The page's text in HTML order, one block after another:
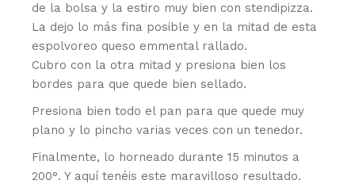
de la bolsa y la estiro muy bien con stendipizza.
La dejo lo más fina posible y en la mitad de esta
espolvoreo queso emmental rallado.
Cubro con la otra mitad y presiona bien los
bordes para que quede bien sellado.
Presiona bien todo el pan para que quede muy
plano y lo pincho varias veces con un tenedor.
Finalmente, lo horneado durante 15 minutos a
200°. Y aquí tenéis este maravilloso resultado.